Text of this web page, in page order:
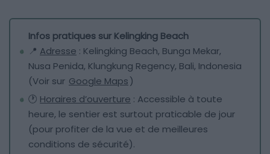
Infos pratiques sur Kelingking Beach
📍 Adresse : Kelingking Beach, Bunga Mekar,
Nusa Penida, Klungkung Regency, Bali, Indonesia
(Voir sur Google Maps)
🕐 Horaires d’ouverture : Accessible à toute
heure, le sentier est surtout praticable de jour
(pour profiter de la vue et de meilleures
conditions de sécurité).